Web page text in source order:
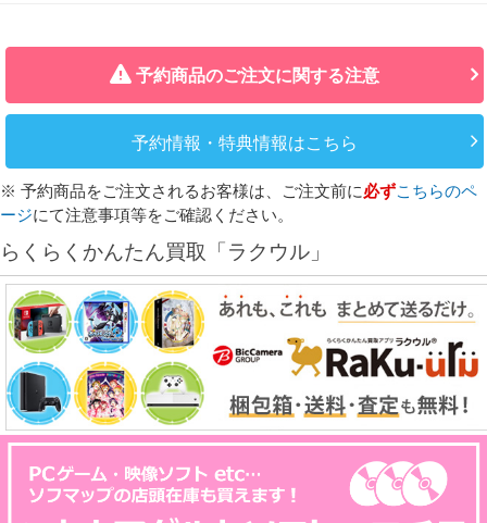
予約商品のご注文に関する注意
予約情報・特典情報はこちら
※ 予約商品をご注文されるお客様は、ご注文前に必ずこちらのペ
ージにて注意事項等をご確認ください。
らくらくかんたん買取「ラクウル」